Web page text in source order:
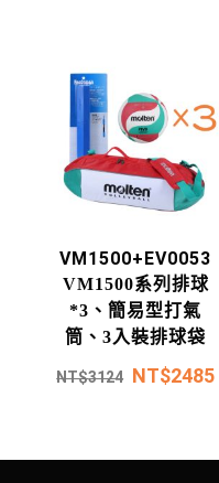
VM1500+EV0053
VM1500系列排球
*3、簡易型打氣
筒、3入裝排球袋
NT$3124 NT$2485